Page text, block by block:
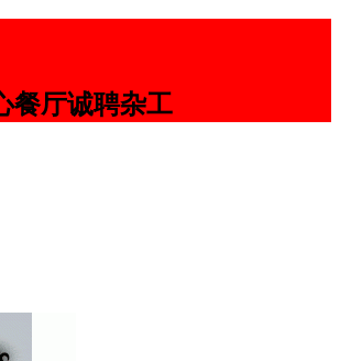
餐厅诚聘杂工